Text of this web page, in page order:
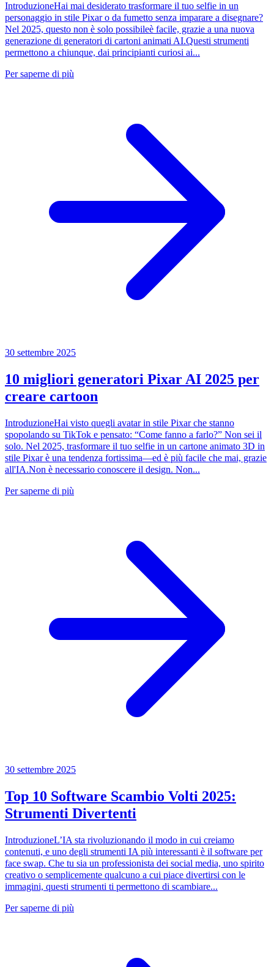
IntroduzioneHai mai desiderato trasformare il tuo selfie in un
personaggio in stile Pixar o da fumetto senza imparare a disegnare?
Nel 2025, questo non è solo possibileè facile, grazie a una nuova
generazione di generatori di cartoni animati AI.Questi strumenti
permettono a chiunque, dai principianti curiosi ai...
Per saperne di più
30 settembre 2025
10 migliori generatori Pixar AI 2025 per
creare cartoon
IntroduzioneHai visto quegli avatar in stile Pixar che stanno
spopolando su TikTok e pensato: “Come fanno a farlo?” Non sei il
solo. Nel 2025, trasformare il tuo selfie in un cartone animato 3D in
stile Pixar è una tendenza fortissima—ed è più facile che mai, grazie
all'IA.Non è necessario conoscere il design. Non...
Per saperne di più
30 settembre 2025
Top 10 Software Scambio Volti 2025:
Strumenti Divertenti
IntroduzioneL’IA sta rivoluzionando il modo in cui creiamo
contenuti, e uno degli strumenti IA più interessanti è il software per
face swap. Che tu sia un professionista dei social media, uno spirito
creativo o semplicemente qualcuno a cui piace divertirsi con le
immagini, questi strumenti ti permettono di scambiare...
Per saperne di più